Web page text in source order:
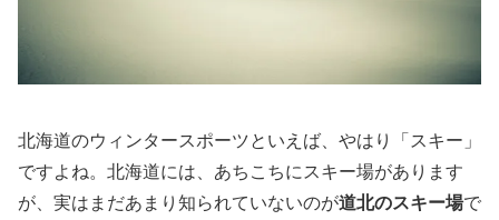
北海道のウィンタースポーツといえば、やはり「スキー」
ですよね。北海道には、あちこちにスキー場があります
が、実はまだあまり知られていないのが道北のスキー場で